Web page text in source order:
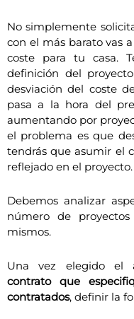
No simplemente
con el más barato vas
coste para tu casa.
definición del
desviación del coste
pasa a la hora del
aumentando por
el problema es que
tendrás que asumir el
reflejado en el proyecto.
Debemos analizar
número de
mismos.
Una vez elegido el
contrato que
contratados, definir la